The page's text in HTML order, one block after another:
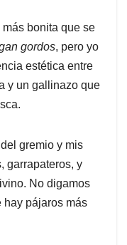
bonita que se
gordos, pero yo
estética entre
y un gallinazo que
gremio y mis
garrapateros, y
No digamos
hay pájaros más